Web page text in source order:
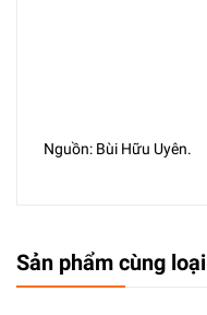
Nguồn: Bùi Hữu Uyên.
Sản phẩm cùng loại